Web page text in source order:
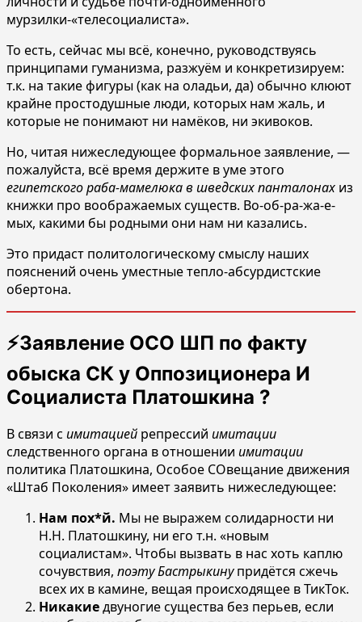
мурзилки-«телесоциалиста».
То есть, сейчас мы всё, конечно, руководствуясь
принципами гуманизма, разжуём и конкретизируем:
т.к. на такие фигуры (как на оладьи, да) обычно клюют
крайне простодушные люди, которых нам жаль, и
которые не понимают ни намёков, ни экивоков.
Но, читая нижеследующее формальное заявление, —
пожалуйста, всё время держите в уме этого
египетского раба-мамелюка в шведских панталонах из
книжки про воображаемых существ. Во-об-ра-жа-е-
мых, какими бы родными они нам ни казались.
Это придаст политологическому смыслу наших
пояснений очень уместные тепло-абсурдистские
обертона.
⚡️Заявление ОСО ШП по факту
обыска СК у Оппозиционера И
Социалиста Платошкина ?
В связи с имитацией репрессий имитации
следственного органа в отношении имитации
политика Платошкина, Особое СОвещание движения
«Штаб Поколения» имеет заявить нижеследующее:
Нам пох*й. Мы не выражем солидарности ни
Н.Н. Платошкину, ни его т.н. «новым
социалистам». Чтобы вызвать в нас хоть каплю
сочувствия, поэту Бастрыкинупридётся сжечь
всех их в камине, вещая происходящее в ТикТок.
Никакиедвуногие существа без перьев, если